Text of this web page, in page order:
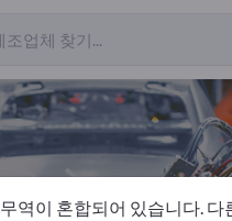
역이 혼합되어 있습니다.